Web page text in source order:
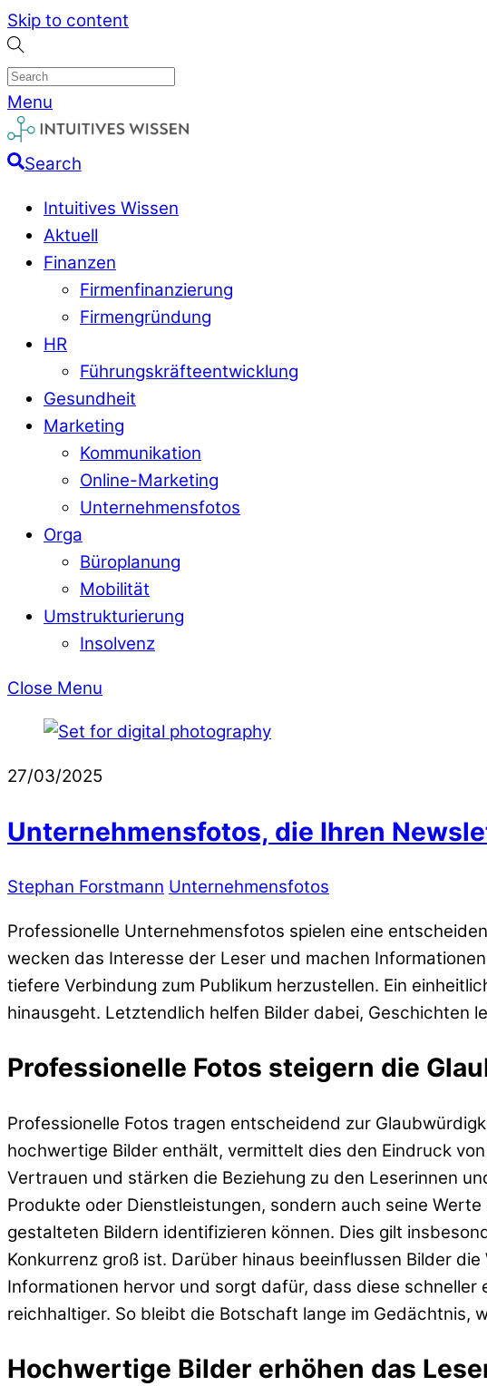
Skip to content
Menu
Search
Intuitives Wissen
Aktuell
Finanzen
Firmenfinanzierung
Firmengründung
HR
Führungskräfteentwicklung
Gesundheit
Marketing
Kommunikation
Online-Marketing
Unternehmensfotos
Orga
Büroplanung
Mobilität
Umstrukturierung
Insolvenz
Close Menu
27/03/2025
Unternehmensfotos, die Ihren
Stephan Forstmann Unternehmensfotos
Professionelle Unternehmensfotos spielen eine
wecken das Interesse der Leser und machen
tiefere Verbindung zum Publikum herzustellen. Ein
hinausgeht. Letztendlich helfen Bilder dabei, Geschichten
Professionelle Fotos steigern die
Professionelle Fotos tragen entscheidend zur
hochwertige Bilder enthält, vermittelt dies den Eindruck
Vertrauen und stärken die Beziehung zu den Leserinnen
Produkte oder Dienstleistungen, sondern auch seine
gestalteten Bildern identifizieren können. Dies gilt
Konkurrenz groß ist. Darüber hinaus beeinflussen Bilder
Informationen hervor und sorgt dafür, dass diese
reichhaltiger. So bleibt die Botschaft lange im Gedächtnis,
Hochwertige Bilder erhöhen das